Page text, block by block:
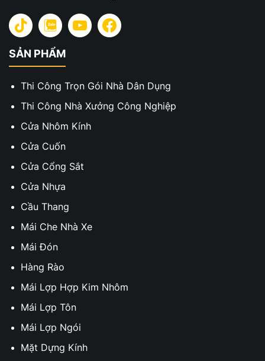
SẢN PHẨM
Thi Công Trọn Gói Nhà Dân Dụng
Thi Công Nhà Xưởng Công Nghiệp
Cửa Nhôm Kính
Cửa Cuốn
Cửa Cổng Sắt
Cửa Nhựa
Cầu Thang
Mái Che Nhà Xe
Mái Đón
Hàng Rào
Mái Lợp Hợp Kim Nhôm
Mái Lợp Tôn
Mái Lợp Ngói
Mặt Dựng Kính